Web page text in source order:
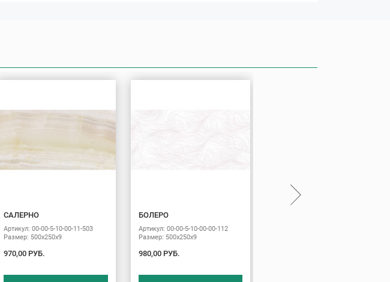
САЛЕРНО
Артикул: 00-00-5-10-00-11-503
Размер: 500х250х9
970,00 РУБ.
БОЛЕРО
Артикул: 00-00-5-10-00-00-112
Размер: 500х250х9
980,00 РУБ.